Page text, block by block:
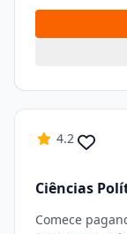
4.2
Ciências
Comece